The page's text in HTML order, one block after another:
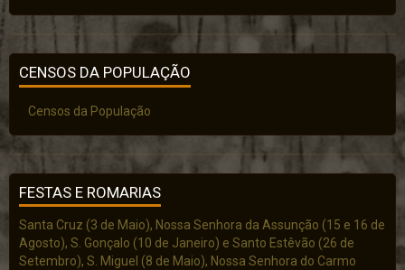
CENSOS DA POPULAÇÃO
Censos da População
FESTAS E ROMARIAS
Santa Cruz (3 de Maio), Nossa Senhora da Assunção (15 e 16 de
Agosto), S. Gonçalo (10 de Janeiro) e Santo Estêvão (26 de
Setembro), S. Miguel (8 de Maio), Nossa Senhora do Carmo